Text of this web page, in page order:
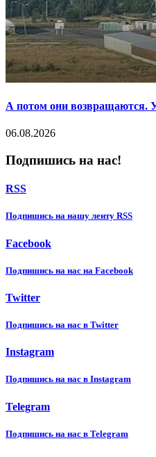
А потом они возвращаются.
06.08.2026
Подпишись на нас!
RSS
Подпишиcь на нашу ленту RSS
Facebook
Подпишиcь на нас на Facebook
Twitter
Подпишиcь на нас в Twitter
Instagram
Подпишиcь на нас в Instagram
Telegram
Подпишиcь на нас в Telegram